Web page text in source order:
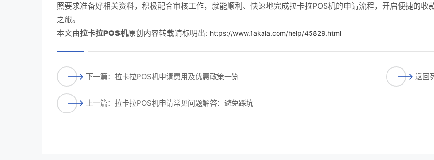
照要求准备好相关资料，积极配合审核工作，就能顺利、快速地完成拉卡拉POS机的申请流程，开启便捷的收
之旅。
本文由拉卡拉POS机原创内容转载请标明出: https://www.1akala.com/help/45829.html
下一篇：拉卡拉POS机申请费用及优惠政策一览
上一篇：拉卡拉POS机申请常见问题解答：避免踩坑
返回